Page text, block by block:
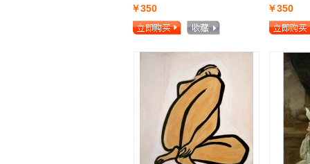
￥350 ￥350